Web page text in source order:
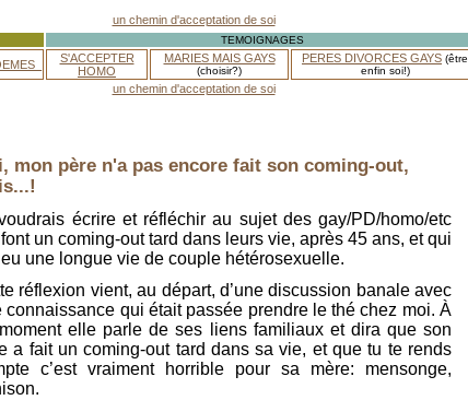
TEMOIGNAGES
S'ACCEPTER
HOMO
MARIES MAIS GAYS
(choisir?)
PERES DIVORCES GAYS (être
enfin soi!)
mon père n'a pas encore fait son coming-out,
écrire et réfléchir au sujet des gay/PD/homo/etc
un coming-out tard dans leurs vie, après 45 ans, et qui
une longue vie de couple hétérosexuelle.
réflexion vient, au départ, d’une discussion banale avec
connaissance qui était passée prendre le thé chez moi. À
elle parle de ses liens familiaux et dira que son
a fait un coming-out tard dans sa vie, et que tu te rends
c’est vraiment horrible pour sa mère: mensonge,